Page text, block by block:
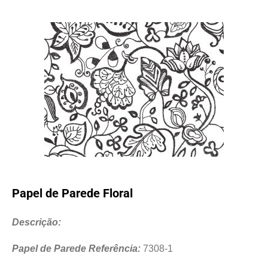
Papel de Parede Floral
Descrição:
Papel de Parede Referência: 7308-1